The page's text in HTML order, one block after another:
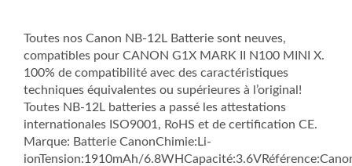
Toutes nos Canon NB-12L Batterie sont neuves,
compatibles pour CANON G1X MARK II N100 MINI X.
100% de compatibilité avec des caractéristiques
techniques équivalentes ou supérieures à l’original!
Toutes NB-12L batteries a passé les attestations
internationales ISO9001, RoHS et de certification CE.
Marque: Batterie CanonChimie:Li-
ionTension:1910mAh/